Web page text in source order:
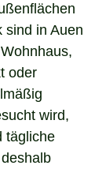
sind in Auen
oder
wird,
tägliche